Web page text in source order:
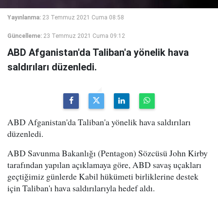
Yayınlanma: 23 Temmuz 2021 Cuma 08:58
Güncelleme: 23 Temmuz 2021 Cuma 09:12
ABD Afganistan'da Taliban'a yönelik hava
saldırıları düzenledi.
ABD Afganistan'da Taliban'a yönelik hava saldırıları
düzenledi.
ABD Savunma Bakanlığı (Pentagon) Sözcüsü John Kirby
tarafından yapılan açıklamaya göre, ABD savaş uçakları
geçtiğimiz günlerde Kabil hükümeti birliklerine destek
için Taliban'ı hava saldırılarıyla hedef aldı.